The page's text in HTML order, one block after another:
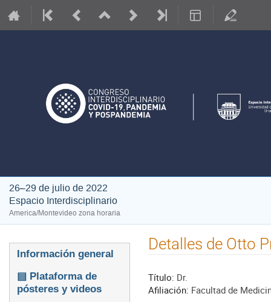
26–29 de julio de 2022
Espacio Interdisciplinario
America/Montevideo zona horaria
Event
menu
Información general
▤ Plataforma de
pósteres y videos
Detalles de Otto
Título: Dr.
Afiliación: Facultad de